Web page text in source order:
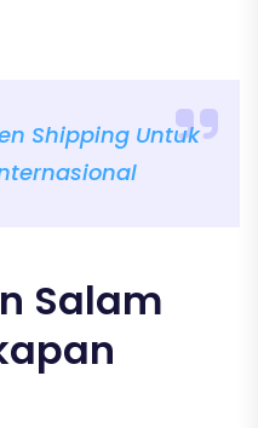
Shipping Untuk
Salam